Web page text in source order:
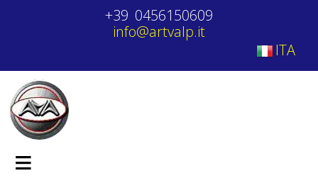
+39 0456150609
info@artvalp.it
ITA
≡